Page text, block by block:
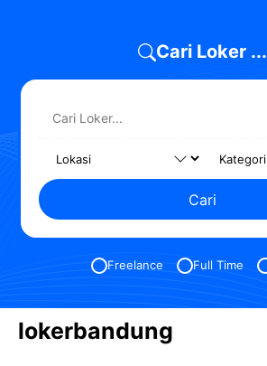
Cari Loker ...
Cari
Freelance Full Time
lokerbandung